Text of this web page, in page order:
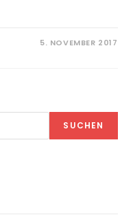
5. NOVEMBER 2017
SUCHEN